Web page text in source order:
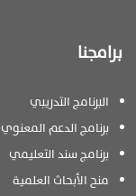
برامجنا
البرنامج التدريبي
برنامج الدعم المعنوي
برنامج سند التعليمي
منح الأبحاث العلمية